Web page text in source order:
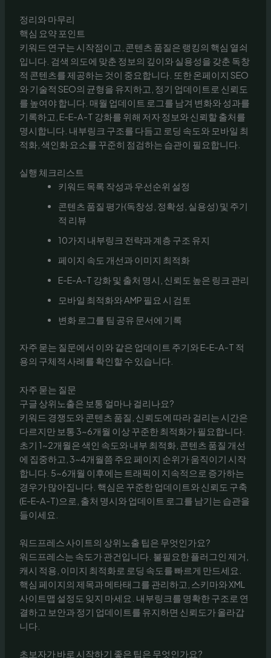
정리와 마무리
핵심 요약 포인트
키워드 연구는 시작점이고, 콘텐츠 품질은 랭킹의 핵심 열쇠
입니다. 검색 의도에 맞춘 정보의 깊이와 실용성을 갖춘 독창
적 콘텐츠를 제공하는 것이 중요합니다. 또한 온페이지 SEO
와 기술적 SEO의 균형을 유지하고, 정기 업데이트로 신뢰도
를 높여야 합니다. 매월 업데이트 로그를 남겨 변화와 성과를
기록하고, E-E-A-T 강화를 위해 저자 정보와 신뢰할 출처를
명시합니다. 내부링크 구조를 다듬고 로딩 속도와 모바일 최
적화, 색인화 요소를 꾸준히 점검하는 습관이 필요합니다.
실행 체크리스트
키워드 목록 작성과 우선순위 설정
콘텐츠 품질 평가(독창성, 정확성, 실용성) 및 주기
적 리뷰
10가지 내부링크 전략과 계층 구조 유지
페이지 속도 개선과 이미지 최적화
E-E-A-T 강화 및 출처 명시, 신뢰도 높은 링크 관리
모바일 최적화와 AMP 필요 시 검토
변화 로그를 팀 공유 문서에 기록
자주 묻는 질문에서 이와 같은 업데이트 주기와 E-E-A-T 적
용의 구체적 사례를 확인할 수 있습니다.
자주 묻는 질문
구글 상위노출은 보통 얼마나 걸리나요?
키워드 경쟁도와 콘텐츠 품질, 신뢰도에 따라 걸리는 시간은
다르지만 보통 3~6개월 이상 꾸준한 최적화가 필요합니다.
초기 1~2개월은 색인 속도와 내부 최적화, 콘텐츠 품질 개선
에 집중하고, 3~4개월쯤 주요 페이지 순위가 움직이기 시작
합니다. 5~6개월 이후에는 트래픽이 지속적으로 증가하는
경우가 많아집니다. 핵심은 꾸준한 업데이트와 신뢰도 구축
(E-E-A-T)으로, 출처 명시와 업데이트 로그를 남기는 습관을
들이세요.
워드프레스 사이트의 상위노출 팁은 무엇인가요?
워드프레스는 속도가 관건입니다. 불필요한 플러그인 제거,
캐시 적용, 이미지 최적화로 로딩 속도를 빠르게 만드세요.
핵심 페이지의 제목과 메타태그를 관리하고, 스키마와 XML
사이트맵 설정도 잊지 마세요. 내부링크를 명확한 구조로 연
결하고 보안과 정기 업데이트를 유지하면 신뢰도가 올라갑
니다.
초보자가 바로 시작하기 좋은 팁은 무엇인가요?